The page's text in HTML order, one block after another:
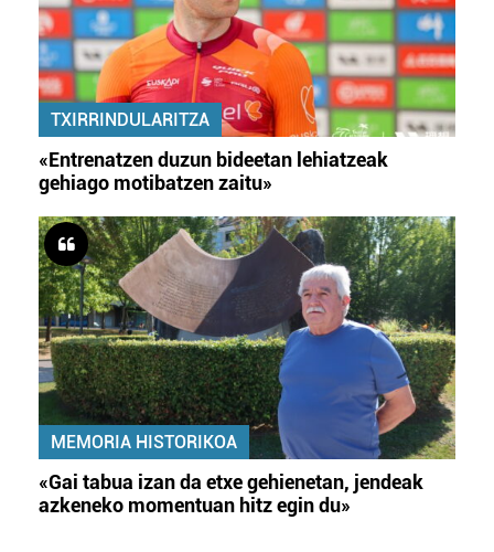
erabiltzeko baimen esplizitua ematen diguzu.Gehiago
irakurri
TXIRRINDULARITZA
«Entrenatzen duzun bideetan lehiatzeak
gehiago motibatzen zaitu»
MEMORIA HISTORIKOA
«Gai tabua izan da etxe gehienetan, jendeak
azkeneko momentuan hitz egin du»